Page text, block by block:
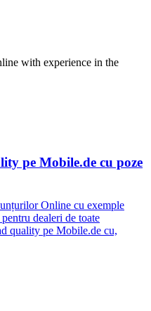
with experience in the
pe Mobile.de cu poze
Online cu exemple
dealeri de toate
quality pe Mobile.de cu,